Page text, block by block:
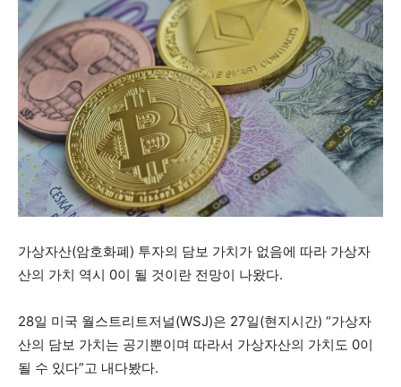
가상자산(암호화폐) 투자의 담보 가치가 없음에 따라 가상자
산의 가치 역시 0이 될 것이란 전망이 나왔다.
28일 미국 월스트리트저널(WSJ)은 27일(현지시간) “가상자
산의 담보 가치는 공기뿐이며 따라서 가상자산의 가치도 0이
될 수 있다”고 내다봤다.